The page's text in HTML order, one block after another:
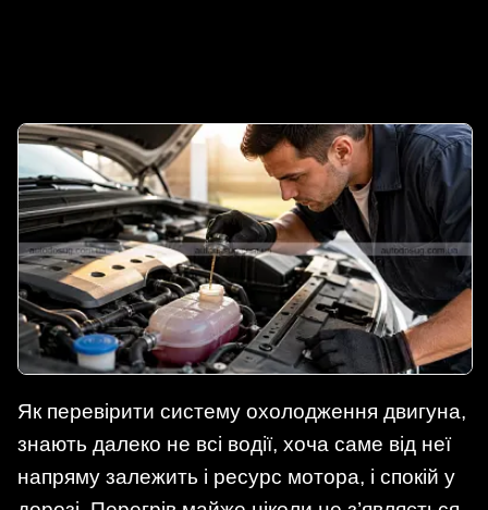
Як перевірити систему охолодження двигуна,
знають далеко не всі водії, хоча саме від неї
напряму залежить і ресурс мотора, і спокій у